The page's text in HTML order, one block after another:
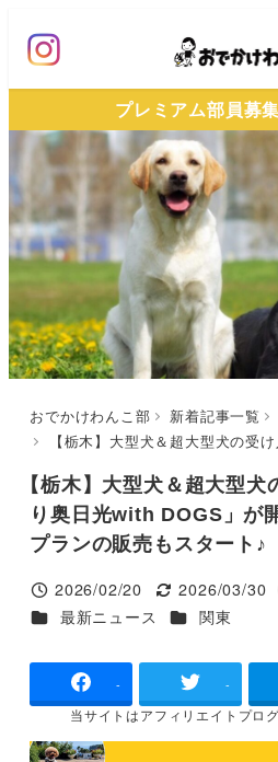
ン
テ
ン
ツ
へ
動
プレミアム部員募
おでかけわんこ部 新着記事一覧
【栃木】大型犬＆超大型犬の受け入れを「ゆるり奥日光with
【栃木】大型犬＆超大型
り奥日光with DOGS」が
プランの販売もスタート♪
投稿日
2026/02/20
更新日
2026/03/30
カテゴリー
最新ニュース カテゴリー
関東
- -
当サイトはアフィリエイトプロ